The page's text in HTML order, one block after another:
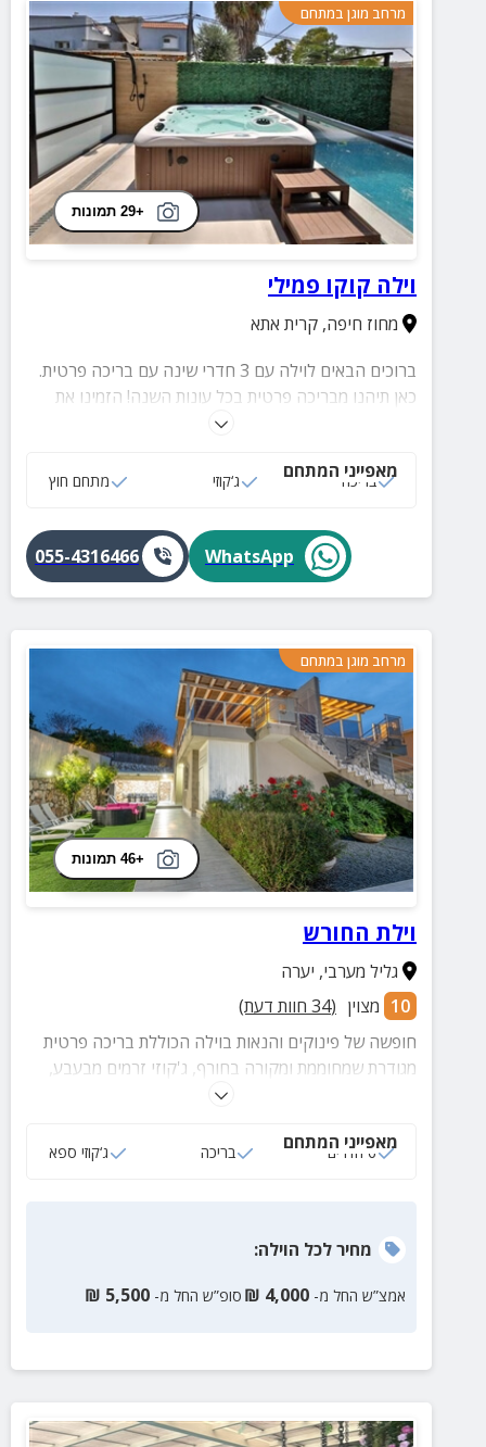
מרחב מוגן במתחם
+29 תמונות
וילה קוקו פמילי
מחוז חיפה,קרית אתא
ברוכים הבאים לוילה עם 3 חדרי שינה עם בריכה פרטית.
כאן תיהנו מבריכה פרטית בכל עונות השנה! הזמינו את
מאפייני המתחם
בריכה ג‘קוזי מתחם חוץ
WhatsApp
055-4316466
מרחב מוגן במתחם
+46 תמונות
וילת החורש
גליל מערבי, יערה
10 מצוין (
34 חוות דעת)
חופשה של פינוקים והנאות בוילה הכוללת בריכה פרטית
מגודרת שמחוממת ומקורה בחורף, ג'קוזי זרמים מבעבע,
מרפסות נוף עם ריהוט גן, שולחנות משחק, מיטות שיזוף,
מאפייני המתחם
6 חדרים בריכה ג‘קוזי ספא
מחירלכל הוילה:
אמצ”ש החל מ- 4,000
₪ סופ”ש החל מ- 5,500
₪